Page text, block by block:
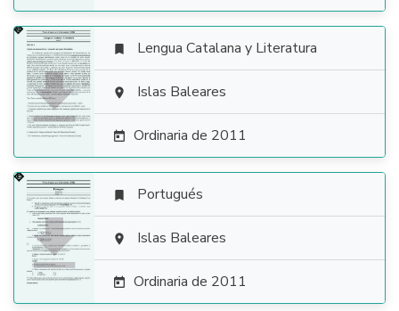

 Lengua Catalana y Literatura
 Islas Baleares
 Ordinaria de 2011

 Portugués
 Islas Baleares
 Ordinaria de 2011